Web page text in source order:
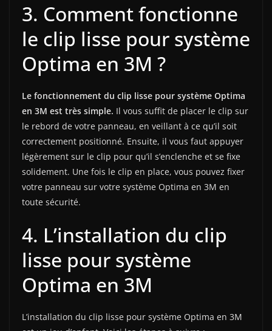
3. Comment fonctionne
le clip lisse pour système
Optima en 3M ?
Le fonctionnement du clip lisse pour système Optima
en 3M est très simple. Il vous suffit de placer le clip sur
le rebord de votre panneau, en veillant à ce qu’il soit
correctement positionné. Ensuite, il vous faut appuyer
légèrement sur le clip pour qu’il s’enclenche et se fixe
solidement. Une fois le clip en place, vous pouvez fixer
votre panneau sur votre système Optima en 3M en
toute sécurité.
4. L’installation du clip
lisse pour système
Optima en 3M
L’installation du clip lisse pour système Optima en 3M